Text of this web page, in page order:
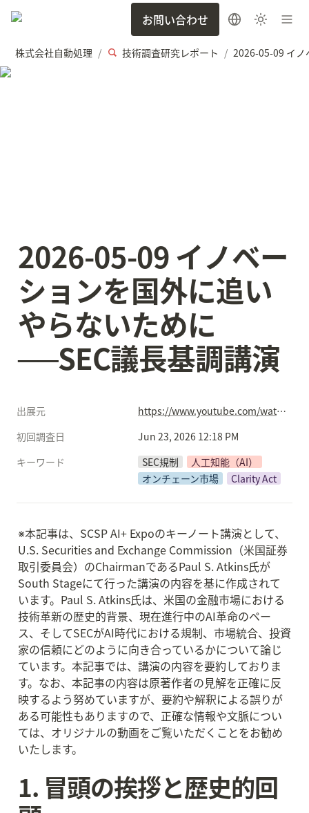
お問い合わせ
株式会社自動処理 / 技術調査研究レポート /
2026-05-09 イノベー
ションを国外に追い
やらないために
──SEC議長基調講演
出展元
https://www.youtube.com/watch?v=hX6xdCpQDWw
初回調査日
Jun 23, 2026 12:18 PM
キーワード
SEC規制
人工知能（AI）
オンチェーン市場
Clarity Act
※本記事は、SCSP AI+ Expoのキーノート講演として、
U.S. Securities and Exchange Commission（米国証券
取引委員会）のChairmanであるPaul S. Atkins氏が
South Stageにて行った講演の内容を基に作成されて
います。Paul S. Atkins氏は、米国の金融市場における
技術革新の歴史的背景、現在進行中のAI革命のペー
ス、そしてSECがAI時代における規制、市場統合、投資
家の信頼にどのように向き合っているかについて論じ
ています。本記事では、講演の内容を要約しておりま
す。なお、本記事の内容は原著作者の見解を正確に反
映するよう努めていますが、要約や解釈による誤りが
ある可能性もありますので、正確な情報や文脈につい
ては、オリジナルの動画をご覧いただくことをお勧め
いたします。
1. 冒頭の挨拶と歴史的回